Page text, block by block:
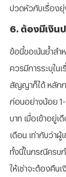
ปวดหัวกับเรื่องยุ่
⁠6. ต้องมีเงิน
ข้อนี้ขอเน้นย้ำสำ
ควรมีการระบุในเ
สัญญาก็ได้ หลักก
ก่อนอย่างน้อย 1-
บาท เมื่อเข้าอยู่เ
เดือน เท่ากับว่าผู้
ทั้งนี้ในกรณีครบก
ให้เช่าจะต้องคืน